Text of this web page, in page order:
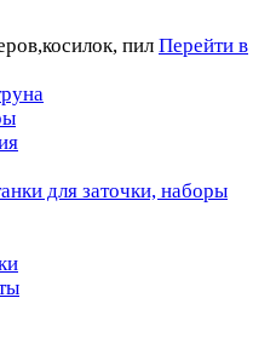
пил Перейти в
для заточки, наборы